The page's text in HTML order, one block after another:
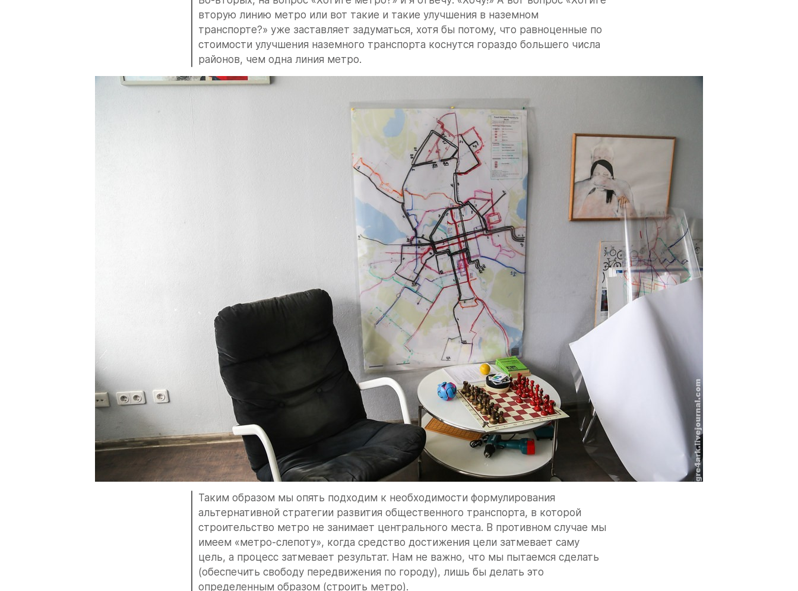
вторую линию метро или вот такие и такие улучшения в наземном
транспорте?» уже заставляет задуматься, хотя бы потому, что равноценные по
стоимости улучшения наземного транспорта коснутся гораздо большего числа
районов, чем одна линия метро.
Таким образом мы опять подходим к необходимости формулирования
альтернативной стратегии развития общественного транспорта, в которой
строительство метро не занимает центрального места. В противном случае мы
имеем «метро-слепоту», когда средство достижения цели затмевает саму
цель, а процесс затмевает результат. Нам не важно, что мы пытаемся сделать
(обеспечить свободу передвижения по городу), лишь бы делать это
определенным образом (строить метро).